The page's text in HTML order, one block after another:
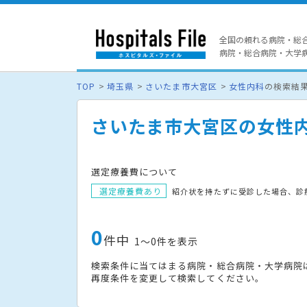
全国の頼れる病院・総
病院・総合病院・大学
TOP 埼玉県 さいたま市大宮区 女性内科の検索結
さいたま市大宮区の女性
選定療養費について
選定療養費あり 紹介状を持たずに受診した場合、
0件中 1〜0件を表示
検索条件に当てはまる病院・総合病院・大学病
再度条件を変更して検索してください。